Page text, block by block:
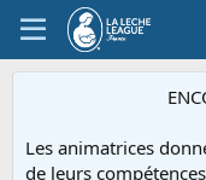
Les animatrices
de leurs